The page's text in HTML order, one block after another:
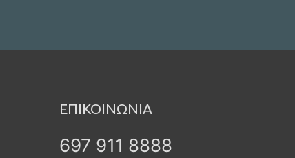
ΕΠΙΚΟΙΝΩΝΙΑ
697 911 8888